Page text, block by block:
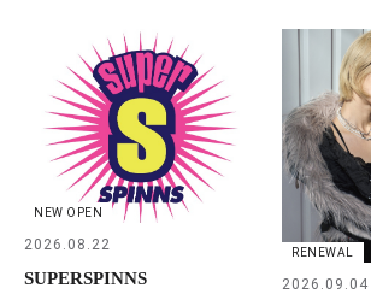
NEW OPEN
2026.08.22
SUPERSPINNS
RENEWAL
2026.09.04